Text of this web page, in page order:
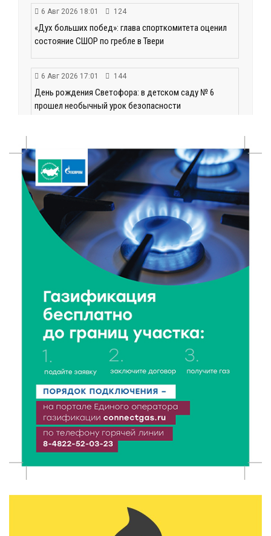
6 Авг 2026 18:01 124
«Дух больших побед»: глава спорткомитета оценил
состояние СШОР по гребле в Твери
6 Авг 2026 17:01 144
День рождения Светофора: в детском саду № 6
прошел необычный урок безопасности
В Твери пройдёт дополнительный день приёма в
колледжи
6 Авг 2026 16:37 143
Исследование: ежемесячная смена категорий
кешбэка создает волны спроса
219
Тверские «Романтики» покорили Витебск своей
хореографией
6 Авг 2026 16:08 240
Виталий Королев наградил строителей и
анонсировал новые проекты
6 Авг 2026 16:02 101
Объем выдачи ипотеки в России вырос на 38%
6 Авг 2026 16:01 140
Калининские футболисты представят Тверскую
спорта»
297